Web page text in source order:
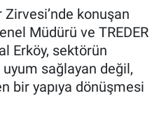
Zirvesi’nde konuşan
Müdürü ve TREDER
Erköy, sektörün
sağlayan değil,
bir yapıya dönüşmesi